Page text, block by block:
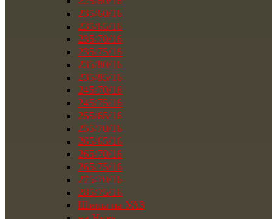
235/60/16
235/65/16
235/70/16
235/75/16
235/80/16
235/85/16
245/70/16
245/75/16
255/65/16
255/70/16
265/65/16
265/70/16
265/75/16
275/70/16
285/75/16
Шины на УАЗ